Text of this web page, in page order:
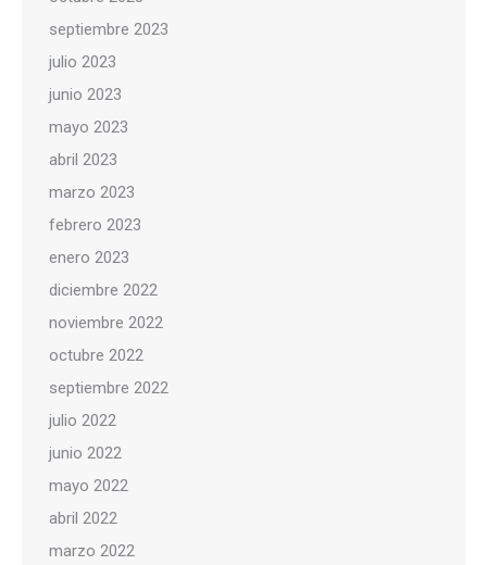
septiembre 2023
julio 2023
junio 2023
mayo 2023
abril 2023
marzo 2023
febrero 2023
enero 2023
diciembre 2022
noviembre 2022
octubre 2022
septiembre 2022
julio 2022
junio 2022
mayo 2022
abril 2022
marzo 2022